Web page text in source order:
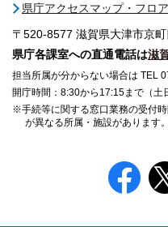
県庁アクセスマップ・フロ
〒520-8577 滋賀県大津市京
県庁各課室への直通電話は滋
担当所属が分からない場合は TEL
開庁時間：8:30から17:15まで（土
※手続等に関する窓口業務の受付
が異なる所属・施設があります。